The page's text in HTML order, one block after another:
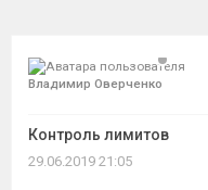
ответов
темы
Владимир Оверченко
Контроль лимитов
29.06.2019 21:05